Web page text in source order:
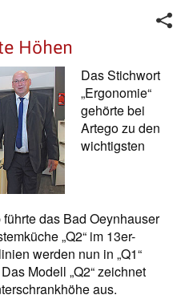
Höhen
Das Stichwort
„Ergonomie“
gehörte bei
Artego zu den
wichtigsten
das Bad Oeynhauser
„Q2“ im 13er-
werden nun in „Q1“
Modell „Q2“ zeichnet
aus.